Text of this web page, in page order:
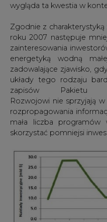
wygląda ta kwestia w
Zgodnie z
roku 2007 następuje
zainteresowania
energetyką wodną
zadowalające zjawisko,
układy tego rodzaju
zapisów Pakietu
Rozwojowi nie sprzyjają
rozpropagowania
mała liczba
skorzystać pomniejsi